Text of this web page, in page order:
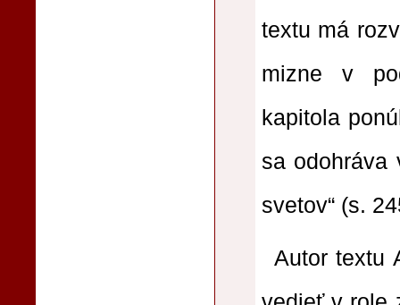
textu má
mizne v
kapitola
sa odohráva
svetov“ (s.
Autor textu